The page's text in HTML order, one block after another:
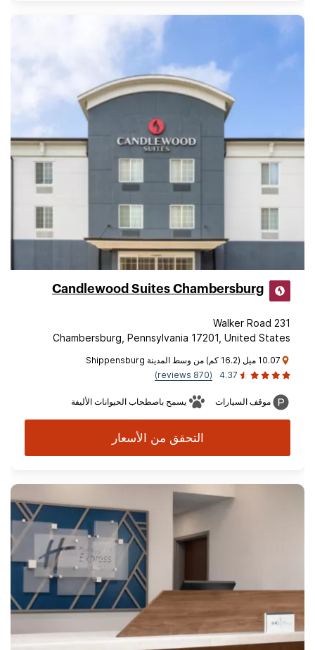
Candlewood Suites Chambersburg
231 Walker Road
Chambersburg, Pennsylvania 17201, United States
10.07 ميل (16.2 كم) من وسط المدينة Shippensburg
4.37
(870 reviews)
موقف السيارات يسمح باصطحاب الحيوانات الأليفة
التحقق من الأسعار